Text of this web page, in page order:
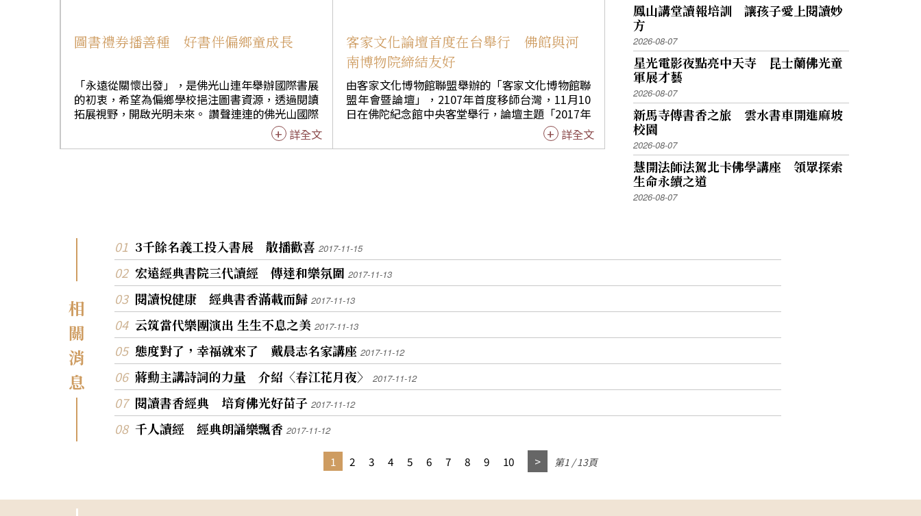
就是常溫受潮，如果聞起來有點蔘味，代表高溫受
潮。」他並強調：「我們喝一口就好，絕對不是捨
出有「臭脯味」的茶讓台下聽眾透過親自體驗。
「沉而厚實的茶香，或帶有淡淡的微酸梅子味。」
王俊欽娓娓敘述茶品發酵度與茶湯香氣的關聯，發
酵度15至18 %、20%至25%為花香，30至35%為
果香，40至45%為熟果香，60至65%蜜香，隨著
時間增長也會產生變化，有時帶有微果香，有時帶
氣、滋味及韻味等特色來分辨。強調真正老茶的茶
面不會油油亮亮，看起來有些灰灰霧霧的，泡出來
的茶湯看起來純淨。泡開後，微帶炭火香，從第一
泡到最後始終如一。擁有醇厚樸實的口感，茶水柔
順而甘喉潤醇，讓人一喝就喜歡上它。 「茶，就是
要去欣賞它的轉變，才有意思。」王俊欽從台灣茶
的歷史，更介紹台灣較具代表性的茶類，認為好的
茶能用身體去感受，讓人有氣暢神和的愉悅感，喉
韻十足，這就是茶之「好」味。
小朋友說故事、帥氣的觀光騎警隊，體驗多元文化
的客家文化論壇，以及本館各展廳的展覽，內容豐
富，令人目不暇給。 此次有遠從離島小琉球的琉球
國中、琉球國小和天南國小等校，為參加書展校外
教學，一大早就搭船到東港，再換遊覽車到佛館，
當地沒有實體書店的他們，看到成堆成堆的書，讓
他們雀躍不已，以及頒贈圖書禮券嘉惠偏鄉學子，
那份永遠從關懷出發的暖心，將隨著書本，一頁頁
的翻閱下去。
圖書禮券播善種 好書伴偏鄉童成長
「永遠從關懷出發」，是佛光山連年舉辦國際書展
的初衷，希望為偏鄉學校挹注圖書資源，透過閱讀
拓展視野，開啟光明未來。 讚聲連連的佛光山國際
書展暨蔬食博覽會進入倒數第二天，11月11日，佛
光山慈悲社會福利基金會邀請屏東、高雄、嘉義、
朋友「買一本心愛的好書回家」，效法愛讀書的星
雲大師，充實自己能力，長大後為社會創造幸福美
孩，舞出活力十足的「大阪城的姑娘」；高雄竹滬
國小直笛隊吹奏動聽旋律並演唱〈I can fly〉，唱
出所有小朋友逐夢飛翔的心聲。 如常法師說，閱讀
可以創造財富，星雲大師因為從小愛讀書，長大後
除了熱心辦學，並推出「雲水書坊─行動圖書
館」，舉辦國際書展，讓好書陪伴每個小朋友成
長。他勉勵小朋友學習大師，發願讀好書、做好
人，為社會創造更多快樂幸福。 「人身難得，佛法
難聞，善知識難遭難遇。」佛光山寺副住持慧昭法
師叮嚀小朋友，參觀書展要「處處用心」，學習三
好、四給、五和，用文化、藝術美化社會。 普門中
學校長蔡國權代表受贈學校，感謝慈悲基金會善
年舉辦書展，提供偏鄉豐富文教資源，啟發孩子人
詳全文
客家文化論壇首度在台舉行 佛館與河
南博物院締結友好
由客家文化博物館聯盟舉辦的「客家文化博物館聯
盟年會暨論壇」，2107年首度移師台灣，11月10
日在佛陀紀念館中央客堂舉行，論壇主題「2017年
客家文化博物館與社區營造」，廣邀台灣、大陸專
家學者，針對客家文化展開探討，另在10日的開幕
書展。張譽騰說，他已到過佛館多次，但每次都有
新的學習。 佛館館長如常法師則說明，佛館將博物
館的宗旨，諸如公共教育、典藏和研究，擴展到休
閒觀光，發揮更大的作用，另透過播放影片說明佛
館「四化」─文藝化、電影化、人間化、國際化的
發展目標，還有神明聯誼會，以及邀請偏鄉學童至
國際書展展開校外教學，拓展閱讀視野，且佛館是I
COM（國際博物館協會）最年輕的會員，其團隊為
一群出家的比丘尼組成，致力為博物館搭建起文化
交流平台，建構和諧的園地。 河南博物院院長馬蕭
林表示，客家文化是華夏文化的重要組成部分，河
南則是客家重要的祖源地，從2014年成立客家文化
博物館聯盟，分別在福建福州和廣東梅州召開年
聯盟有42家博物館，明年預計在河南鄭州舉辦研討
會和展覽，希望將客家文化加以發揚光大。馬蕭林
為佛館的「四化」有值得特別學習之處。 開幕式的
詳全文
鳳山講堂讀報培訓 讓孩子愛上閱讀妙
方
2026-08-07
星光電影夜點亮中天寺 昆士蘭佛光童
軍展才藝
2026-08-07
新馬寺傳書香之旅 雲水書車開進麻坡
校園
2026-08-07
慧開法師法駕北卡佛學講座 領眾探索
生命永續之道
2026-08-07
相
關
消
息
3千餘名義工投入書展 散播歡喜 2017-11-15
宏遠經典書院三代讀經 傳達和樂氛圍 2017-11-13
閱讀悅健康 經典書香滿載而歸 2017-11-13
云筑當代樂團演出 生生不息之美 2017-11-13
態度對了，幸福就來了 戴晨志名家講座 2017-11-12
蔣勳主講詩詞的力量 介紹〈春江花月夜〉 2017-11-12
閱讀書香經典 培育佛光好苗子 2017-11-12
千人讀經 經典朗誦樂飄香 2017-11-12
1 2 3 4 5 6 7 8 9 10 第1 / 13頁